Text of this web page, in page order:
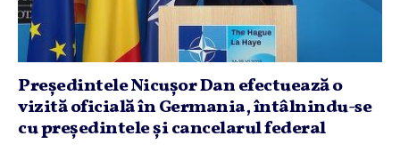
Preşedintele Nicuşor Dan efectuează o
vizită oficială în Germania, întâlnindu-se
cu preşedintele şi cancelarul federal